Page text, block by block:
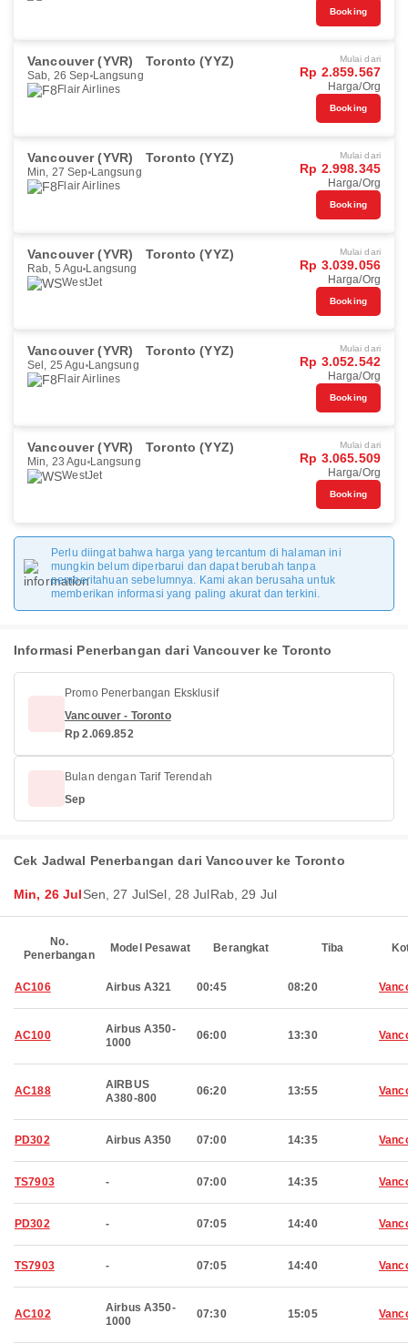
Booking
Vancouver (YVR) Toronto (YYZ)
Sab, 26 Sep Langsung
Flair Airlines
Mulai dari
Rp 2.859.567
Harga/Org
Booking
Vancouver (YVR) Toronto (YYZ)
Min, 27 Sep Langsung
Flair Airlines
Mulai dari
Rp 2.998.345
Harga/Org
Booking
Vancouver (YVR) Toronto (YYZ)
Rab, 5 Agu Langsung
WestJet
Mulai dari
Rp 3.039.056
Harga/Org
Booking
Vancouver (YVR) Toronto (YYZ)
Sel, 25 Agu Langsung
Flair Airlines
Mulai dari
Rp 3.052.542
Harga/Org
Booking
Vancouver (YVR) Toronto (YYZ)
Min, 23 Agu Langsung
WestJet
Mulai dari
Rp 3.065.509
Harga/Org
Booking
Perlu diingat bahwa harga yang tercantum di halaman ini
mungkin belum diperbarui dan dapat berubah tanpa
pemberitahuan sebelumnya. Kami akan berusaha untuk
memberikan informasi yang paling akurat dan terkini.
Informasi Penerbangan dari Vancouver ke Toronto
Promo Penerbangan Eksklusif
Vancouver - Toronto
Rp 2.069.852
Bulan dengan Tarif Terendah
Sep
Cek Jadwal Penerbangan dari Vancouver ke Toronto
Min, 26 JulSen, 27 JulSel, 28 JulRab, 29 Jul
No.
Penerbangan
Model Pesawat Berangkat Tiba
AC106 Airbus A321 00:45 08:20
AC100
Airbus A350-
1000
06:00 13:30
AC188
AIRBUS
A380-800
06:20 13:55
PD302 Airbus A350 07:00 14:35
TS7903 - 07:00 14:35
PD302 - 07:05 14:40
TS7903 - 07:05 14:40
AC102
Airbus A350-
1000
07:30 15:05